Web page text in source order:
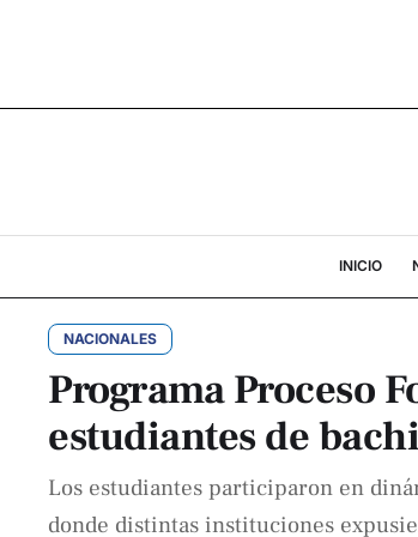
INICIO
NACIONALES
Programa Proceso
estudiantes de
Los estudiantes participaron en
donde distintas instituciones